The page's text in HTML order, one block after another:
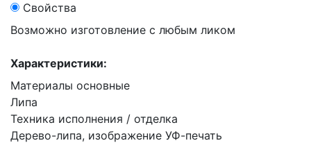
Свойства
Возможно изготовление с любым ликом
Характеристики:
Материалы основные
Липа
Техника исполнения / отделка
Дерево-липа, изображение УФ-печать